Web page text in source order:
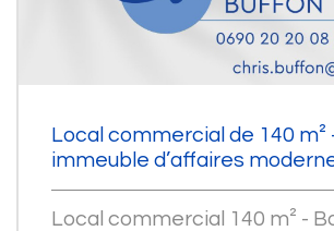
Local commercial de 140 m²
immeuble d’affaires
Local commercial 140 m² -